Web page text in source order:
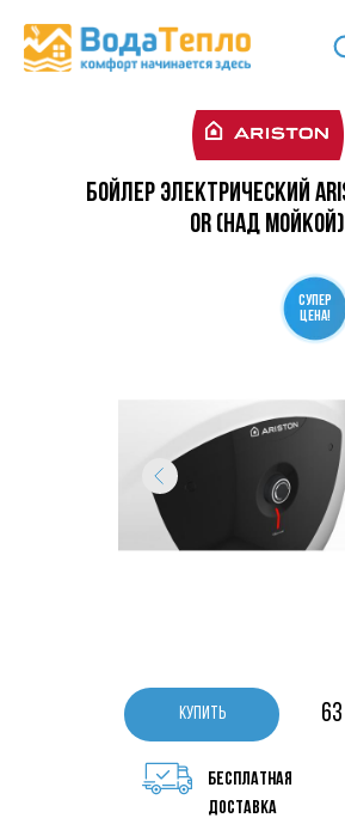
Бойлер электрический
OR (над мойкой)
КУПИТЬ
СУПЕР
ЦЕНА!
бесплатная
доставка